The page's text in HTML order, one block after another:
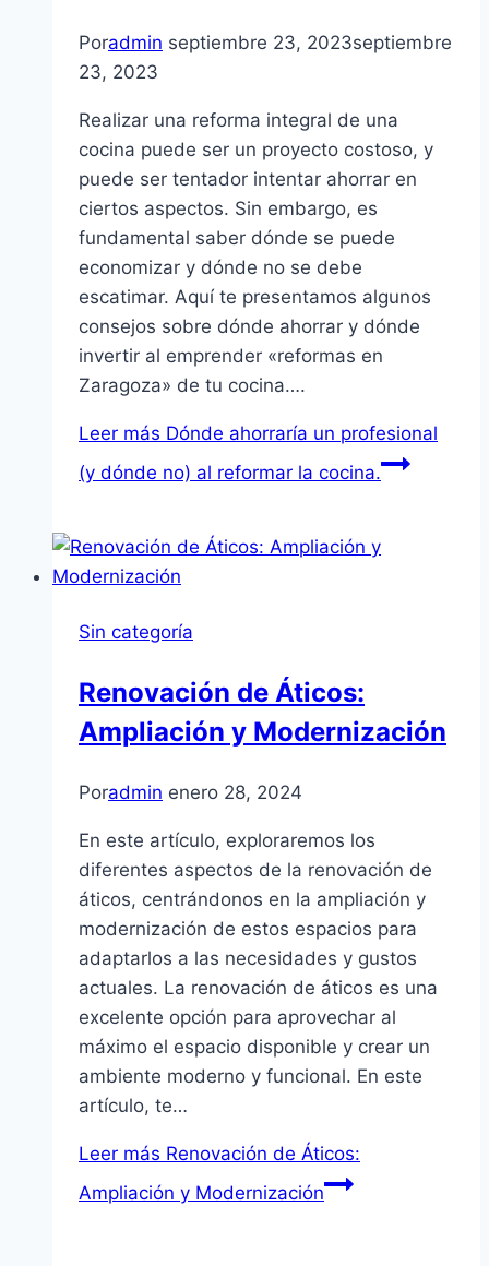
Poradmin septiembre 23, 2023septiembre
23, 2023
Realizar una reforma integral de una
cocina puede ser un proyecto costoso, y
puede ser tentador intentar ahorrar en
ciertos aspectos. Sin embargo, es
fundamental saber dónde se puede
economizar y dónde no se debe
escatimar. Aquí te presentamos algunos
consejos sobre dónde ahorrar y dónde
invertir al emprender «reformas en
Zaragoza» de tu cocina….
Leer más Dónde ahorraría un profesional
(y dónde no) al reformar la cocina.
Sin categoría
Renovación de Áticos:
Ampliación y Modernización
Poradmin enero 28, 2024
En este artículo, exploraremos los
diferentes aspectos de la renovación de
áticos, centrándonos en la ampliación y
modernización de estos espacios para
adaptarlos a las necesidades y gustos
actuales. La renovación de áticos es una
excelente opción para aprovechar al
máximo el espacio disponible y crear un
ambiente moderno y funcional. En este
artículo, te…
Leer más Renovación de Áticos:
Ampliación y Modernización